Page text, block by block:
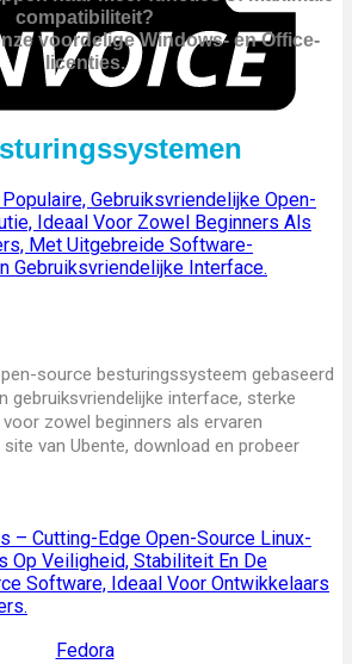
compatibiliteit?
voordelige Windows- en Office-
licenties.
source besturingssysteem gebaseerd
gebruiksvriendelijke interface, sterke
zowel beginners als ervaren
van Ubente, download en probeer
Fedora